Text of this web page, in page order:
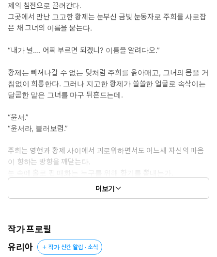
제의 침전으로 끌려간다.
그곳에서 만난 고고한 황제는 눈부신 금빛 눈동자로 주희를 사로잡
은 채 그녀의 이름을 묻는다.
“내가 널…. 어찌 부르면 되겠니? 이름을 알려다오.”
황제는 빠져나갈 수 없는 덫처럼 주희를 옭아매고, 그녀의 몸을 거
침없이 희롱한다. 그러나 지고한 황제가 쓸쓸한 얼굴로 속삭이는
달콤한 말은 그녀를 마구 뒤흔드는데.
“윤서.”
“윤서라, 불러보렴.”
주희는 영헌과 황제 사이에서 괴로워하면서도 어느새 자신의 마음
이 향하는 방향을 깨닫는다.
눈 속에 홀로 핀 매화는 누구를 위해 향기를 뽐내는가.
※[담 모퉁이의 매화 가지] 개정판은 기존의 내용을 약 80%이상
이 있습니다. 초판을 읽으신 분들께서는 이 부분 참고 부탁드립니
더보기
작가 프로필
유리아
작가 신간 알림 · 소식